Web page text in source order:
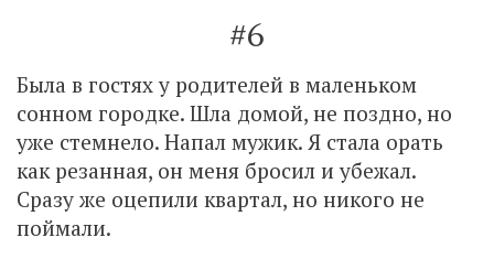
#6
Была в гостях у родителей в маленьком
сонном городке. Шла домой, не поздно, но
уже стемнело. Напал мужик. Я стала орать
как резанная, он меня бросил и убежал.
Сразу же оцепили квартал, но никого не
поймали.